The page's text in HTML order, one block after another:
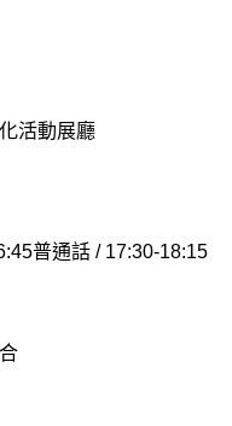
活動展廳
普通話 / 17:30-18:15